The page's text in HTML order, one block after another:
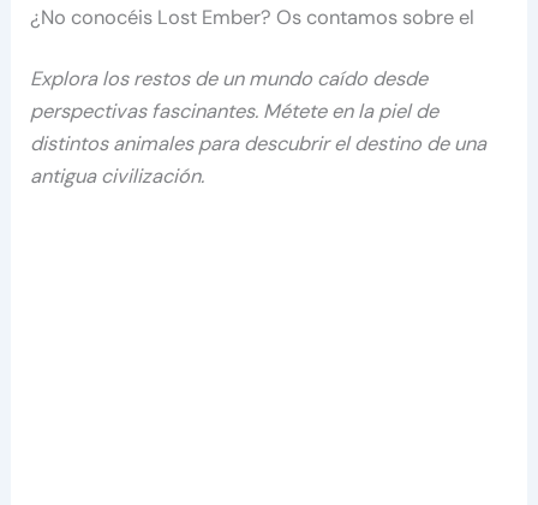
¿No conocéis Lost Ember? Os contamos sobre el
Explora los restos de un mundo caído desde
perspectivas fascinantes. Métete en la piel de
distintos animales para descubrir el destino de una
antigua civilización.